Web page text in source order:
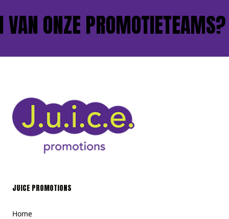
ONZE PROMOTIETEAMS?
JUICE PROMOTIONS
Home